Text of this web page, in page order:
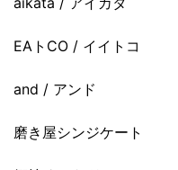
EAトCO / イイトコ
and / アンド
磨き屋シンジケート